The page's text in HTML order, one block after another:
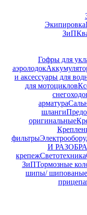
Экипировка
ЗиП
Гофры для
аэролодок
и аксессуары для
для мотоциклов
арматура
шланги
оригинальные
фильтры
И
крепежСветотехника
ЗиПТормозные
шипы/